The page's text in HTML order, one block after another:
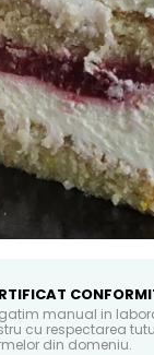
manual in
cu respectarea
din domeniu.